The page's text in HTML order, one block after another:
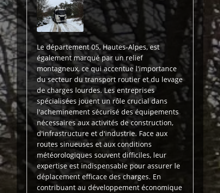
Le département 05, Hautes-Alpes, est
également marqué par un relief
montagneux, ce qui accentue l'importance
du secteur du transport routier et du levage
de charges lourdes. Les entreprises
spécialisées jouent un rôle crucial dans
l'acheminement sécurisé des équipements
nécessaires aux activités de construction,
d'infrastructure et d'industrie. Face aux
routes sinueuses et aux conditions
météorologiques souvent difficiles, leur
expertise est indispensable pour assurer le
déplacement efficace des charges. En
contribuant au développement économique